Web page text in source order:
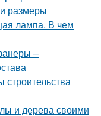
размеры
лампа. В чем
–
строительства
и дерева своими